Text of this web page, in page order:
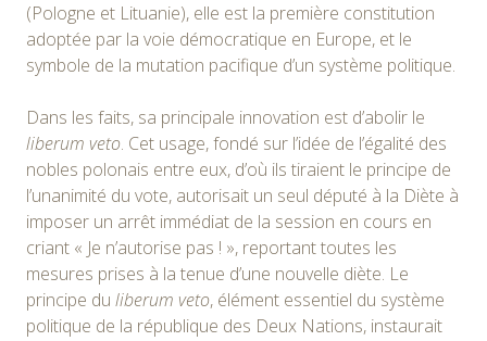
(Pologne et Lituanie), elle est la première constitution
adoptée par la voie démocratique en Europe, et le
symbole de la mutation pacifique d’un système politique.
Dans les faits, sa principale innovation est d’abolir le
liberum veto. Cet usage, fondé sur l’idée de l’égalité des
nobles polonais entre eux, d’où ils tiraient le principe de
l’unanimité du vote, autorisait un seul député à la Diète à
imposer un arrêt immédiat de la session en cours en
criant « Je n’autorise pas ! », reportant toutes les
mesures prises à la tenue d’une nouvelle diète. Le
principe du liberum veto, élément essentiel du système
politique de la république des Deux Nations, instaurait